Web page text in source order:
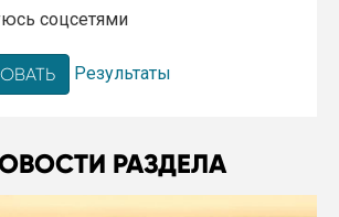
соцсетями
Результаты
РАЗДЕЛА